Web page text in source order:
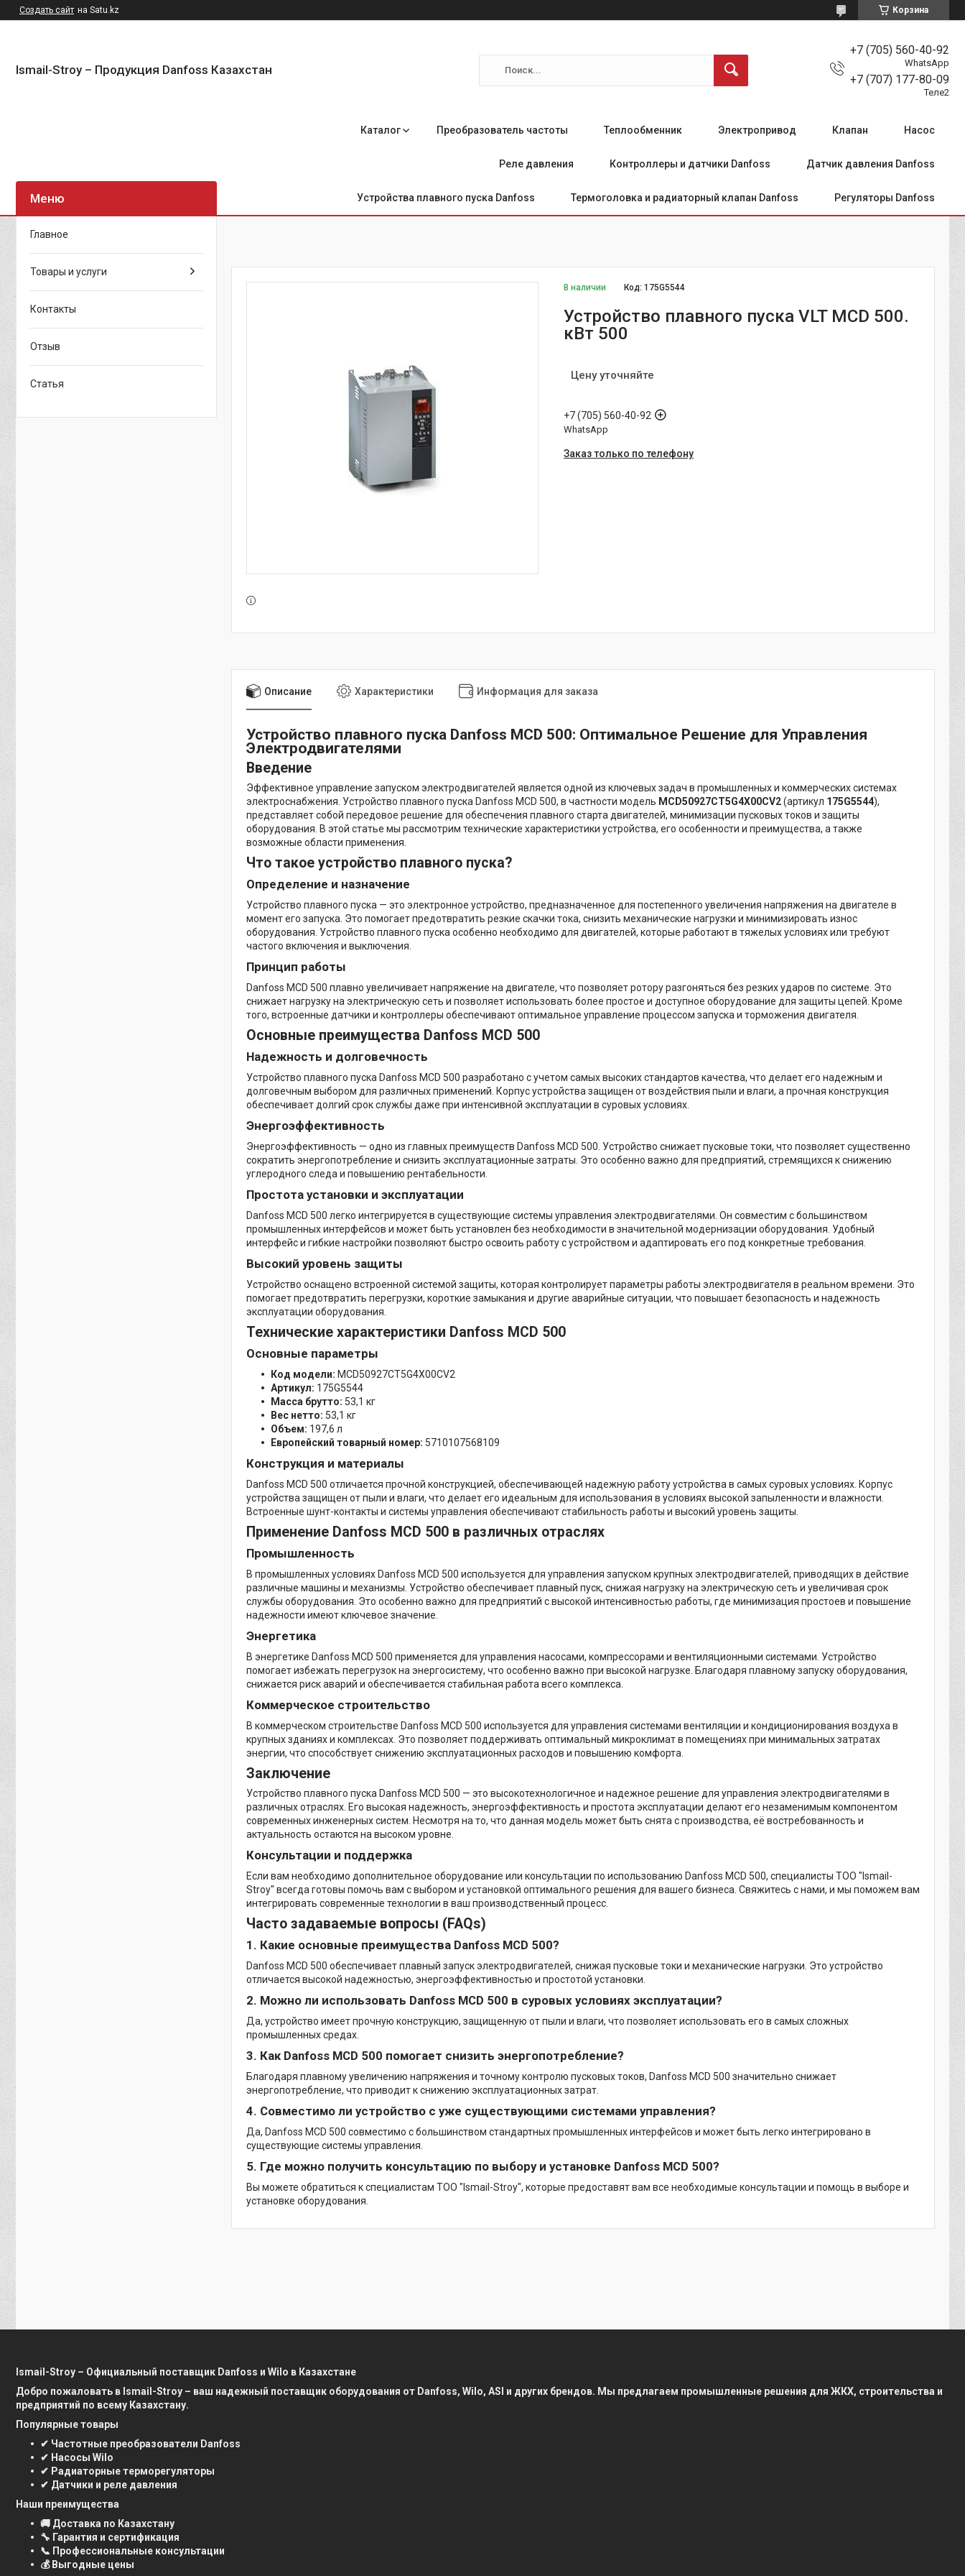
Создать сайт на Satu.kz Корзина
Ismail-Stroy – Продукция Danfoss Казахстан
+7 (705) 560-40-92
WhatsApp
+7 (707) 177-80-09
Теле2
Каталог Преобразователь частоты Теплообменник Электропривод Клапан Насос
Реле давления Контроллеры и датчики Danfoss Датчик давления Danfoss
Устройства плавного пуска Danfoss Термоголовка и радиаторный клапан Danfoss Регуляторы Danfoss
В наличии Код:175G5544
Устройство плавного пуска VLT MCD 500.
кВт 500
Цену уточняйте
+7 (705) 560-40-92
WhatsApp
Заказ только по телефону
Описание Характеристики Информация для заказа
Устройство плавного пуска Danfoss MCD 500: Оптимальное Решение для Управления
Электродвигателями
Введение
Эффективное управление запуском электродвигателей является одной из ключевых задач в промышленных и коммерческих системах
электроснабжения. Устройство плавного пуска Danfoss MCD 500, в частности модель MCD50927CT5G4X00CV2(артикул 175G5544),
представляет собой передовое решение для обеспечения плавного старта двигателей, минимизации пусковых токов и защиты
оборудования. В этой статье мы рассмотрим технические характеристики устройства, его особенности и преимущества, а также
возможные области применения.
Что такое устройство плавного пуска?
Определение и назначение
Устройство плавного пуска — это электронное устройство, предназначенное для постепенного увеличения напряжения на двигателе в
момент его запуска. Это помогает предотвратить резкие скачки тока, снизить механические нагрузки и минимизировать износ
оборудования. Устройство плавного пуска особенно необходимо для двигателей, которые работают в тяжелых условиях или требуют
частого включения и выключения.
Принцип работы
Danfoss MCD 500 плавно увеличивает напряжение на двигателе, что позволяет ротору разгоняться без резких ударов по системе. Это
снижает нагрузку на электрическую сеть и позволяет использовать более простое и доступное оборудование для защиты цепей. Кроме
того, встроенные датчики и контроллеры обеспечивают оптимальное управление процессом запуска и торможения двигателя.
Основные преимущества Danfoss MCD 500
Надежность и долговечность
Устройство плавного пуска Danfoss MCD 500 разработано с учетом самых высоких стандартов качества, что делает его надежным и
долговечным выбором для различных применений. Корпус устройства защищен от воздействия пыли и влаги, а прочная конструкция
обеспечивает долгий срок службы даже при интенсивной эксплуатации в суровых условиях.
Энергоэффективность
Энергоэффективность — одно из главных преимуществ Danfoss MCD 500. Устройство снижает пусковые токи, что позволяет существенно
сократить энергопотребление и снизить эксплуатационные затраты. Это особенно важно для предприятий, стремящихся к снижению
углеродного следа и повышению рентабельности.
Простота установки и эксплуатации
Danfoss MCD 500 легко интегрируется в существующие системы управления электродвигателями. Он совместим с большинством
промышленных интерфейсов и может быть установлен без необходимости в значительной модернизации оборудования. Удобный
интерфейс и гибкие настройки позволяют быстро освоить работу с устройством и адаптировать его под конкретные требования.
Высокий уровень защиты
Устройство оснащено встроенной системой защиты, которая контролирует параметры работы электродвигателя в реальном времени. Это
помогает предотвратить перегрузки, короткие замыкания и другие аварийные ситуации, что повышает безопасность и надежность
эксплуатации оборудования.
Технические характеристики Danfoss MCD 500
Основные параметры
Код модели: MCD50927CT5G4X00CV2
Артикул: 175G5544
Масса брутто: 53,1 кг
Вес нетто: 53,1 кг
Объем: 197,6 л
Европейский товарный номер: 5710107568109
Конструкция и материалы
Danfoss MCD 500 отличается прочной конструкцией, обеспечивающей надежную работу устройства в самых суровых условиях. Корпус
устройства защищен от пыли и влаги, что делает его идеальным для использования в условиях высокой запыленности и влажности.
Встроенные шунт-контакты и системы управления обеспечивают стабильность работы и высокий уровень защиты.
Применение Danfoss MCD 500 в различных отраслях
Промышленность
В промышленных условиях Danfoss MCD 500 используется для управления запуском крупных электродвигателей, приводящих в действие
различные машины и механизмы. Устройство обеспечивает плавный пуск, снижая нагрузку на электрическую сеть и увеличивая срок
службы оборудования. Это особенно важно для предприятий с высокой интенсивностью работы, где минимизация простоев и повышение
надежности имеют ключевое значение.
Энергетика
В энергетике Danfoss MCD 500 применяется для управления насосами, компрессорами и вентиляционными системами. Устройство
помогает избежать перегрузок на энергосистему, что особенно важно при высокой нагрузке. Благодаря плавному запуску оборудования,
снижается риск аварий и обеспечивается стабильная работа всего комплекса.
Коммерческое строительство
В коммерческом строительстве Danfoss MCD 500 используется для управления системами вентиляции и кондиционирования воздуха в
крупных зданиях и комплексах. Это позволяет поддерживать оптимальный микроклимат в помещениях при минимальных затратах
энергии, что способствует снижению эксплуатационных расходов и повышению комфорта.
Заключение
Устройство плавного пуска Danfoss MCD 500 — это высокотехнологичное и надежное решение для управления электродвигателями в
различных отраслях. Его высокая надежность, энергоэффективность и простота эксплуатации делают его незаменимым компонентом
современных инженерных систем. Несмотря на то, что данная модель может быть снята с производства, её востребованность и
актуальность остаются на высоком уровне.
Консультации и поддержка
Если вам необходимо дополнительное оборудование или консультации по использованию Danfoss MCD 500, специалисты ТОО "Ismail-
Stroy" всегда готовы помочь вам с выбором и установкой оптимального решения для вашего бизнеса. Свяжитесь с нами, и мы поможем вам
интегрировать современные технологии в ваш производственный процесс.
Часто задаваемые вопросы (FAQs)
1. Какие основные преимущества Danfoss MCD 500?
Danfoss MCD 500 обеспечивает плавный запуск электродвигателей, снижая пусковые токи и механические нагрузки. Это устройство
отличается высокой надежностью, энергоэффективностью и простотой установки.
2. Можно ли использовать Danfoss MCD 500 в суровых условиях эксплуатации?
Да, устройство имеет прочную конструкцию, защищенную от пыли и влаги, что позволяет использовать его в самых сложных
промышленных средах.
3. Как Danfoss MCD 500 помогает снизить энергопотребление?
Благодаря плавному увеличению напряжения и точному контролю пусковых токов, Danfoss MCD 500 значительно снижает
энергопотребление, что приводит к снижению эксплуатационных затрат.
4. Совместимо ли устройство с уже существующими системами управления?
Да, Danfoss MCD 500 совместимо с большинством стандартных промышленных интерфейсов и может быть легко интегрировано в
существующие системы управления.
5. Где можно получить консультацию по выбору и установке Danfoss MCD 500?
Вы можете обратиться к специалистам ТОО "Ismail-Stroy", которые предоставят вам все необходимые консультации и помощь в выборе и
установке оборудования.
Главное
Товары и услуги
Контакты
Отзыв
Статья
Ismail-Stroy – Официальный поставщик Danfoss и Wilo в Казахстане
Добро пожаловать в Ismail-Stroy – ваш надежный поставщик оборудования от Danfoss, Wilo, ASI и других брендов. Мы предлагаем промышленные решения для ЖКХ, строительства и
предприятий по всему Казахстану.
Популярные товары
✔ Частотные преобразователи Danfoss
✔ Насосы Wilo
✔ Радиаторные терморегуляторы
✔ Датчики и реле давления
Наши преимущества
🚚 Доставка по Казахстану
🔧 Гарантия и сертификация
📞 Профессиональные консультации
💰 Выгодные цены